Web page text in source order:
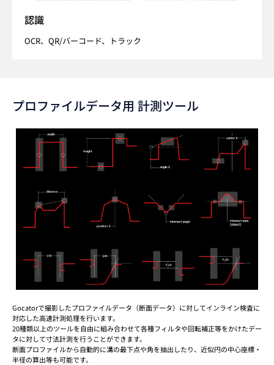
認識
OCR、QR/バーコード、トラック
プロファイルデータ用 計測ツール
Gocatorで撮影したプロファイルデータ（断面データ）に対してインライン検査に
対応した高速計測処理を行います。
20種類以上のツールを自由に組み合わせて各種フィルタや回転補正等をかけたデー
タに対して寸法計測を行うことができます。
断面プロファイルから自動的に溝の最下点や角を抽出したり、近似円の中心座標・
半径の算出等も可能です。